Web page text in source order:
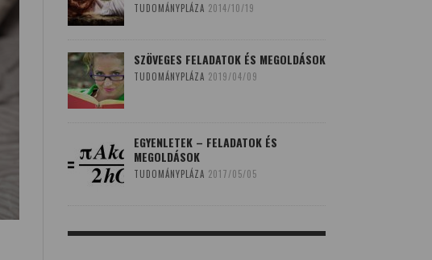
TUDOMÁNYPLÁZA 2014/10/19
SZÖVEGES FELADATOK ÉS MEGOLDÁSOK
TUDOMÁNYPLÁZA 2019/04/09
EGYENLETEK – FELADATOK ÉS
MEGOLDÁSOK
TUDOMÁNYPLÁZA 2017/05/05